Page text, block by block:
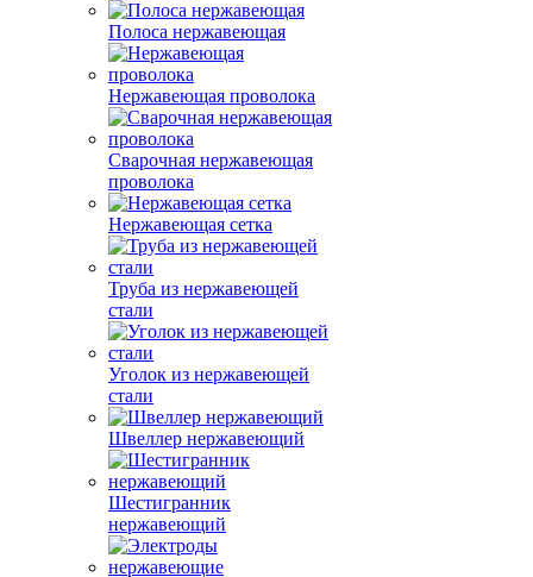
Полоса нержавеющая
Нержавеющая проволока
Сварочная нержавеющая
проволока
Нержавеющая сетка
Труба из нержавеющей
стали
Уголок из нержавеющей
стали
Швеллер нержавеющий
Шестигранник
нержавеющий